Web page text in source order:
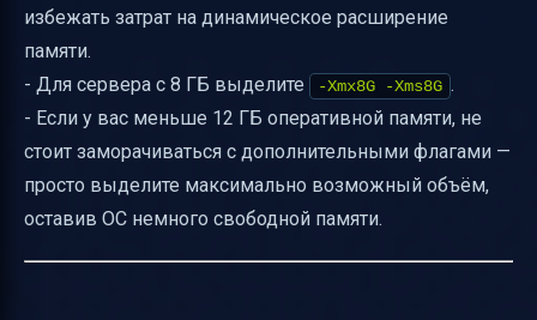
избежать затрат на динамическое расширение
памяти.
- Для сервера с 8 ГБ выделите
-Xmx8G -Xms8G .
- Если у вас меньше 12 ГБ оперативной памяти, не
стоит заморачиваться с дополнительными флагами —
просто выделите максимально возможный объём,
оставив ОС немного свободной памяти.